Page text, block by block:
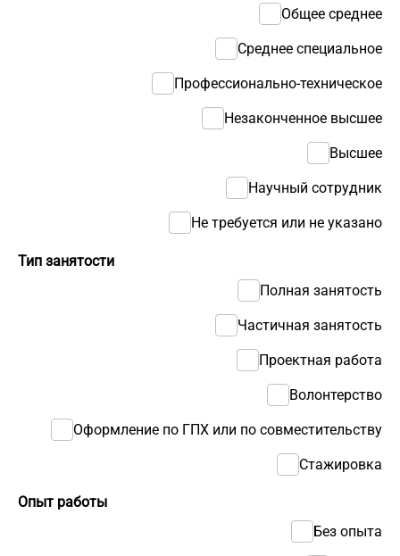
Тип занятости
Полная занятость
Частичная занятость
Проектная работа
Волонтерство
Оформление по ГПХ или по совместительству
Стажировка
Общее среднее
Среднее специальное
Профессионально-техническое
Незаконченное высшее
Высшее
Научный сотрудник
Не требуется или не указано
Опыт работы
Без опыта